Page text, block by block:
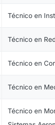
Técnico en
Técnico en
Técnico en
Técnico en
Técnico en